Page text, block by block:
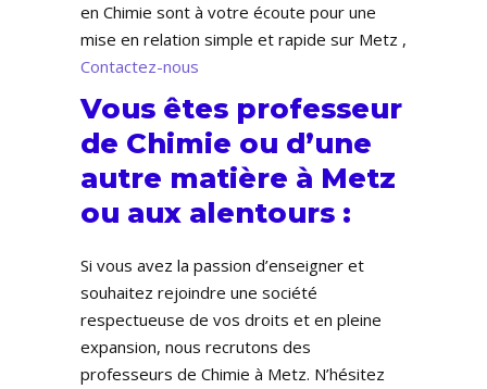
en Chimie sont à votre écoute pour une
mise en relation simple et rapide sur Metz ,
Contactez-nous
Vous êtes professeur
de Chimie ou d’une
autre matière à Metz
ou aux alentours :
Si vous avez la passion d’enseigner et
souhaitez rejoindre une société
respectueuse de vos droits et en pleine
expansion, nous recrutons des
professeurs de Chimie à Metz. N’hésitez